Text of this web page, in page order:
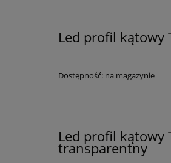
Led profil kątowy
Dostępność: na magazynie
Led profil kątowy
transparentny